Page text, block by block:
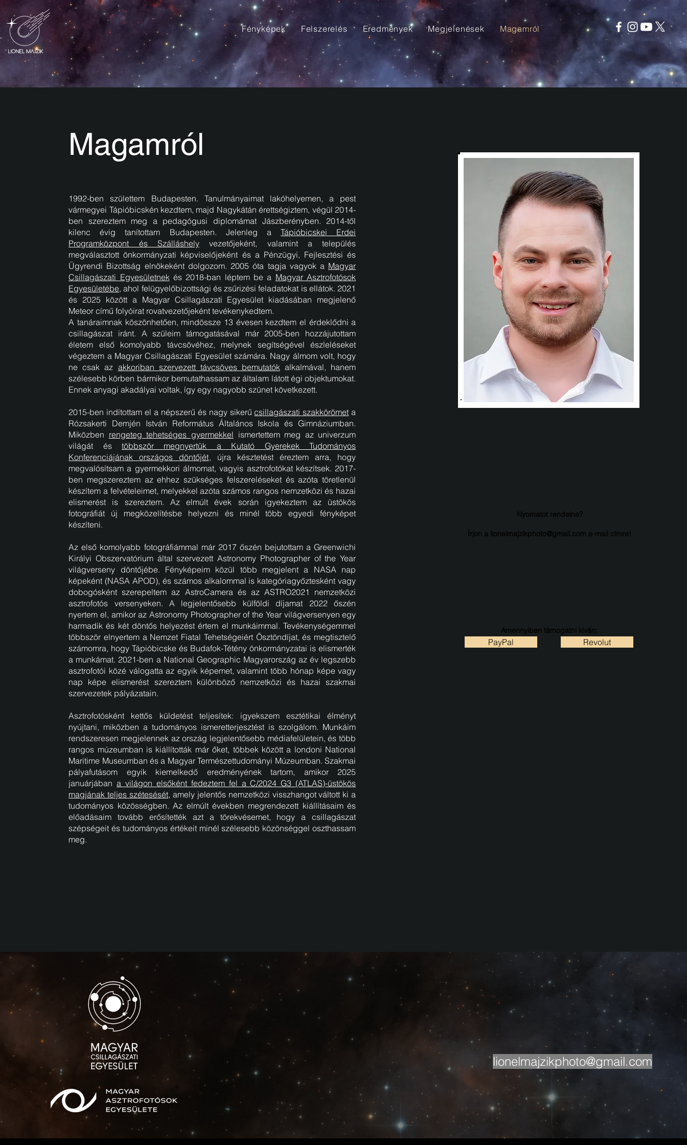
Fényképek Felszerelés Eredmények Megjelenések Magamról
Magamról
1992-ben születtem Budapesten. Tanulmányaimat lakóhelyemen, a pest
vármegyei Tápióbicskén kezdtem, majd Nagykátán érettségiztem, végül 2014-
ben szereztem meg a pedagógusi diplomámat Jászberényben. 2014-től
kilenc évig tanítottam Budapesten. Jelenleg aTápióbicskei Erdei
Programközpont és Szálláshelyvezetőjeként, valamint a település
megválasztott önkormányzati képviselőjeként és a Pénzügyi, Fejlesztési és
Ügyrendi Bizottság elnökeként dolgozom. 2005 óta tagja vagyok a Magyar
Csillagászati Egyesületnekés 2018-ban léptem be a Magyar Asztrofotósok
Egyesületébe, ahol felügyelőbizottsági és zsűrizési feladatokat is ellátok. 2021
és 2025 között a Magyar Csillagászati Egyesület kiadásában megjelenő
Meteor című folyóirat rovatvezetőjeként tevékenykedtem.
A tanáraimnak köszönhetően, mindössze 13 évesen kezdtem el érdeklődni a
csillagászat iránt. A szüleim támogatásával már 2005-ben hozzájutottam
életem első komolyabb távcsövéhez, melynek segítségével észleléseket
végeztem a Magyar Csillagászati Egyesület számára. Nagy álmom volt, hogy
ne csak az akkoriban szervezett távcsöves bemutatókalkalmával, hanem
szélesebb körben bármikor bemutathassam az általam látott égi objektumokat.
Ennek anyagi akadályai voltak, így egy nagyobb szünet következett.
2015-ben indítottam el a népszerű és nagy sikerűcsillagászati szakkörömet a
Rózsakerti Demjén István Református Általános Iskola és Gimnáziumban.
Miközben rengeteg tehetséges gyermekkel ismertettem meg az univerzum
világát éstöbbször megnyertük a Kutató Gyerekek Tudományos
Konferenciájának országos döntőjét, újra késztetést éreztem arra, hogy
megvalósítsam a gyermekkori álmomat, vagyis asztrofotókat készítsek. 2017-
ben megszereztem az ehhez szükséges felszereléseket és azóta töretlenül
készítem a felvételeimet, melyekkel azóta számos rangos nemzetközi és hazai
elismerést is szereztem. Az elmúlt évek során igyekeztem az üstökös
fotográfiát új megközelítésbe helyezni és minél több egyedi fényképet
készíteni.
Az első komolyabb fotográfiámmal már 2017 őszén bejutottam a Greenwichi
Királyi Obszervatórium által szervezett Astronomy Photographer of the Year
világverseny döntőjébe. Fényképeim közül több megjelent a NASA nap
képeként (NASA APOD), és számos alkalommal is kategóriagyőztesként vagy
dobogósként szerepeltem az AstroCamera és az ASTRO2021 nemzetközi
asztrofotós versenyeken. A legjelentősebb külföldi díjamat 2022 őszén
nyertem el, amikor az Astronomy Photographer of the Year világversenyen egy
harmadik és két döntős helyezést értem el munkáimmal. Tevékenységemmel
többször elnyertem a Nemzet Fiatal Tehetségeiért Ösztöndíjat, és megtisztelő
számomra, hogy Tápióbicske és Budafok-Tétény önkormányzatai is elismerték
a munkámat. 2021-ben a National Geographic Magyarország az év legszebb
asztrofotói közé válogatta az egyik képemet, valamint több hónap képe vagy
nap képe elismerést szereztem különböző nemzetközi és hazai szakmai
szervezetek pályázatain.
Asztrofotósként kettős küldetést teljesítek: igyekszem esztétikai élményt
nyújtani, miközben a tudományos ismeretterjesztést is szolgálom. Munkáim
rendszeresen megjelennek az ország legjelentősebb médiafelületein, és több
rangos múzeumban is kiállították már őket, többek között a londoni National
Maritime Museumban és a Magyar Természettudományi Múzeumban. Szakmai
pályafutásom egyik kiemelkedő eredményének tartom, amikor 2025
januárjábana világon elsőként fedeztem fel a C/2024 G3 (ATLAS)-üstökös
magjának teljes szétesését, amely jelentős nemzetközi visszhangot váltott ki a
tudományos közösségben. Az elmúlt években megrendezett kiállításaim és
előadásaim tovább erősítették azt a törekvésemet, hogy a csillagászat
szépségeit és tudományos értékeit minél szélesebb közönséggel oszthassam
meg.
Nyomatot rendelne?
Írjon a lionelmajzikphoto@gmail.com e-mail címre!
Amennyiben támogatni kíván:
PayPal Revolut
lionelmajzikphoto@gmail.com